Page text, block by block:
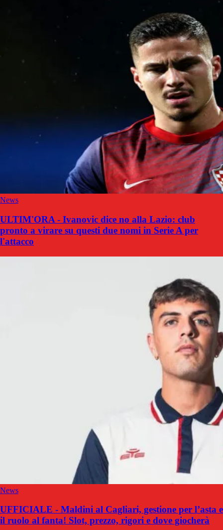
News
ULTIM'ORA - Ivanovic dice no alla Lazio: club
pronto a virare su questi due nomi in Serie A per
l'attacco
News
UFFICIALE - Maldini al Cagliari, gestione per l’asta e
il ruolo al fanta! Slot, prezzo, rigori e dove giocherà